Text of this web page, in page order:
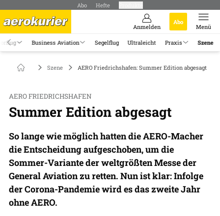
Abo Hefte
Anmelden
Abo
Menü
Business Aviation Segelflug Ultraleicht Praxis Szene
Szene AERO Friedrichshafen: Summer Edition abgesagt
AERO FRIEDRICHSHAFEN
Summer Edition abgesagt
So lange wie möglich hatten die AERO-Macher
die Entscheidung aufgeschoben, um die
Sommer-Variante der weltgrößten Messe der
General Aviation zu retten. Nun ist klar: Infolge
der Corona-Pandemie wird es das zweite Jahr
ohne AERO.